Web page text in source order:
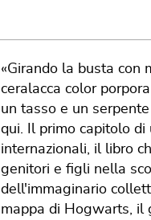
«Girando la busta con
ceralacca color
un tasso e un
qui. Il primo capitolo
internazionali, il libro
genitori e figli nella
dell'immaginario
mappa di Hogwarts, il